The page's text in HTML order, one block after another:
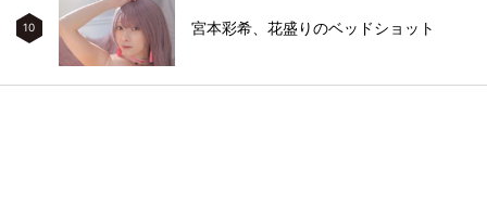
10 宮本彩希、花盛りのベッドショット